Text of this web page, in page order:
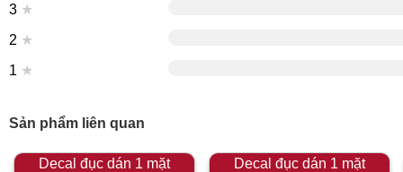
3 ★
2 ★
1 ★
Sản phẩm liên quan
Decal đục dán 1 mặt Decal đục dán 1 mặt